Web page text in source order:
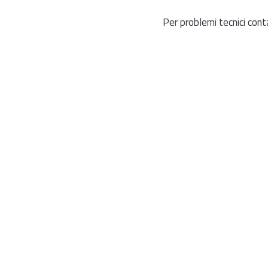
Per problemi tecnici